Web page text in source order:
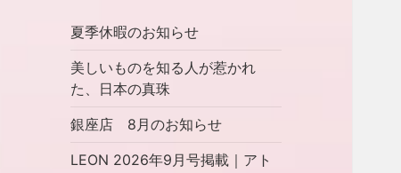
夏季休暇のお知らせ
美しいものを知る人が惹かれ
た、日本の真珠
銀座店 8月のお知らせ
LEON 2026年9月号掲載｜アト